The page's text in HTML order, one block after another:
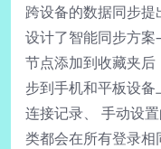
跨设备的数据同步
设计了智能同步方
节点添加到收藏夹
步到手机和平板设
连接记录、 手动设
类都会在所有登录